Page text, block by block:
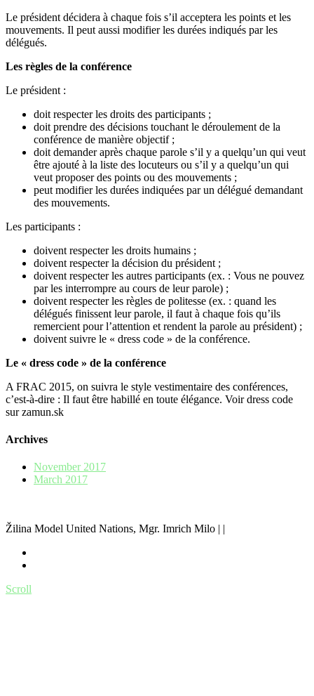
Le président décidera à chaque fois s’il acceptera les points et les
mouvements. Il peut aussi modifier les durées indiqués par les
délégués.
Les règles de la conférence
Le président :
doit respecter les droits des participants ;
doit prendre des décisions touchant le déroulement de la
conférence de manière objectif ;
doit demander après chaque parole s’il y a quelqu’un qui veut
être ajouté à la liste des locuteurs ou s’il y a quelqu’un qui
veut proposer des points ou des mouvements ;
peut modifier les durées indiquées par un délégué demandant
des mouvements.
Les participants :
doivent respecter les droits humains ;
doivent respecter la décision du président ;
doivent respecter les autres participants (ex. : Vous ne pouvez
par les interrompre au cours de leur parole) ;
doivent respecter les règles de politesse (ex. : quand les
délégués finissent leur parole, il faut à chaque fois qu’ils
remercient pour l’attention et rendent la parole au président) ;
doivent suivre le « dress code » de la conférence.
Le « dress code » de la conférence
A FRAC 2015, on suivra le style vestimentaire des conférences,
c’est-à-dire : Il faut être habillé en toute élégance. Voir dress code
sur zamun.sk
Archives
November 2017
March 2017
Žilina Model United Nations, Mgr. Imrich Milo | |
Scroll